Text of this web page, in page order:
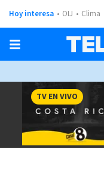
Hoy interesa OIJ Clima
TV EN VIVO